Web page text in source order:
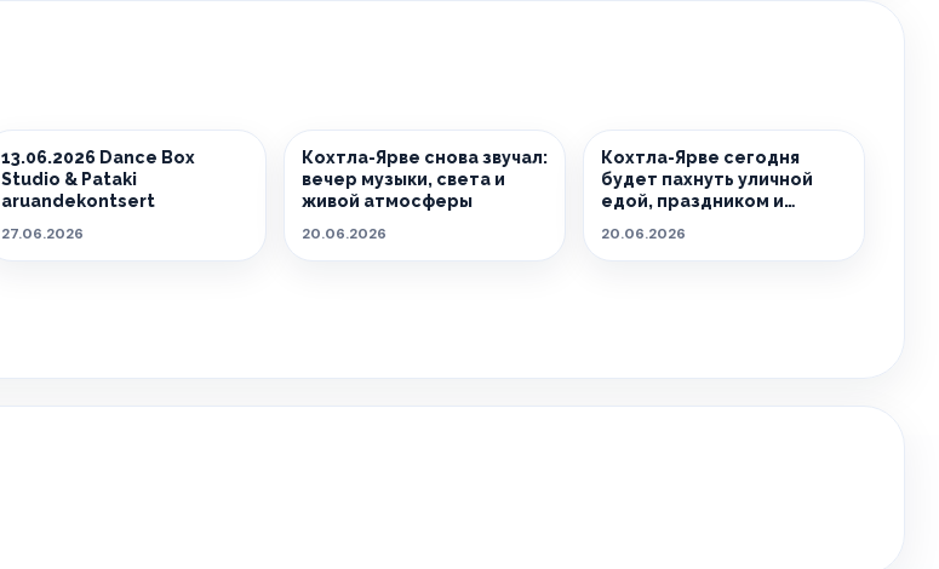
13.06.2026 Dance Box
Studio & Pataki
aruandekontsert
27.06.2026
Кохтла-Ярве снова звучал:
вечер музыки, света и
живой атмосферы
20.06.2026
Кохтла-Ярве сегодня
будет пахнуть уличной
едой, праздником и
20.06.2026